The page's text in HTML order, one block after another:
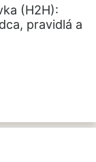
(H2H):
pravidlá a